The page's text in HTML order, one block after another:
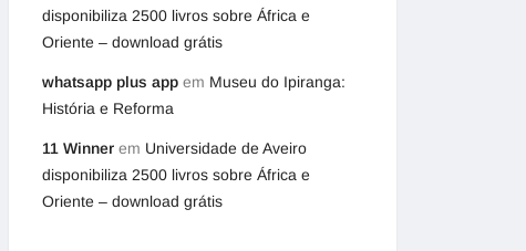
disponibiliza 2500 livros sobre África e
Oriente – download grátis
whatsapp plus app em Museu do Ipiranga:
História e Reforma
11 Winner em Universidade de Aveiro
disponibiliza 2500 livros sobre África e
Oriente – download grátis